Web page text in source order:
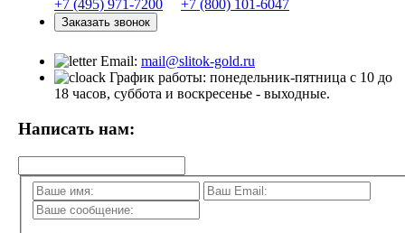
+7 (495) 971-7200
+7 (800) 101-6047
Заказать звонок
Email: mail@slitok-gold.ru
График работы: понедельник-пятница с 10 до
18 часов, суббота и воскресенье - выходные.
Написать нам: